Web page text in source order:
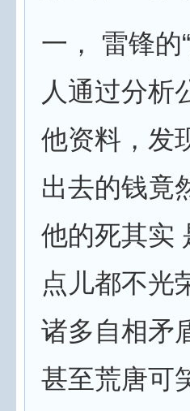
一， 雷锋的
人通过分析
他资料，发
出去的钱竟
他的死其实
点儿都不光
诸多自相矛
甚至荒唐可